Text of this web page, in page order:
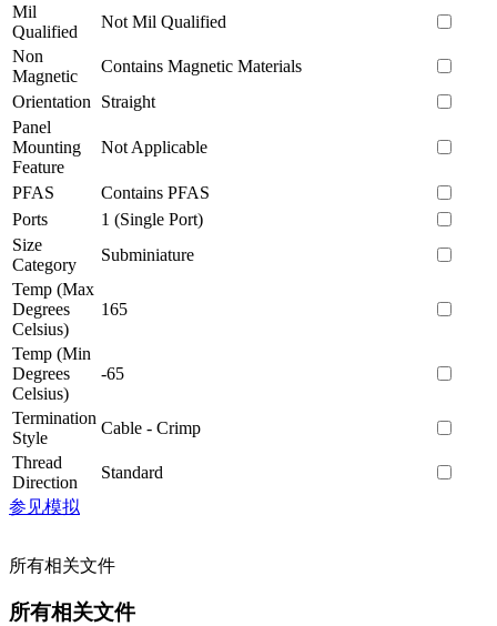
Mil
Qualified
Not Mil Qualified
Non
Magnetic
Contains Magnetic Materials
Orientation
Straight
Panel
Mounting
Feature
Not Applicable
PFAS
Contains PFAS
Ports
1 (Single Port)
Size
Category
Subminiature
Temp (Max
Degrees
Celsius)
165
Temp (Min
Degrees
Celsius)
-65
Termination
Style
Cable - Crimp
Thread
Direction
Standard
参见模拟
所有相关文件
所有相关文件